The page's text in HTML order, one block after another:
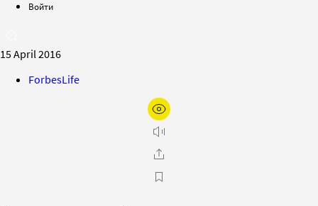
Войти
15 April 2016
ForbesLife